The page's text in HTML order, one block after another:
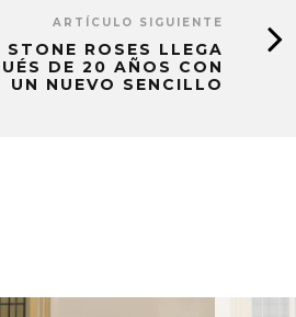
ARTÍCULO SIGUIENTE
STONE ROSES LLEGA
DE 20 AÑOS CON
UN NUEVO SENCILLO